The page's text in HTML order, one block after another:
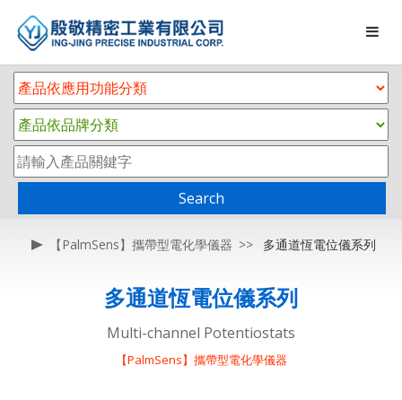
Search
【PalmSens】攜帶型電化學儀器 多通道恆電位儀系列
多通道恆電位儀系列
Multi-channel Potentiostats
【PalmSens】攜帶型電化學儀器